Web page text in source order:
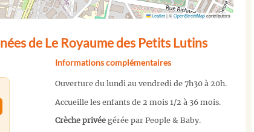
Leaflet|©OpenStreetMapcontributors
de Le Royaume des Petits Lutins
Informations complémentaires
Ouverture du lundi au vendredi de 7h30 à 20h.
Accueille les enfants de 2 mois 1/2 à 36 mois.
Crèche privéegérée par People & Baby.